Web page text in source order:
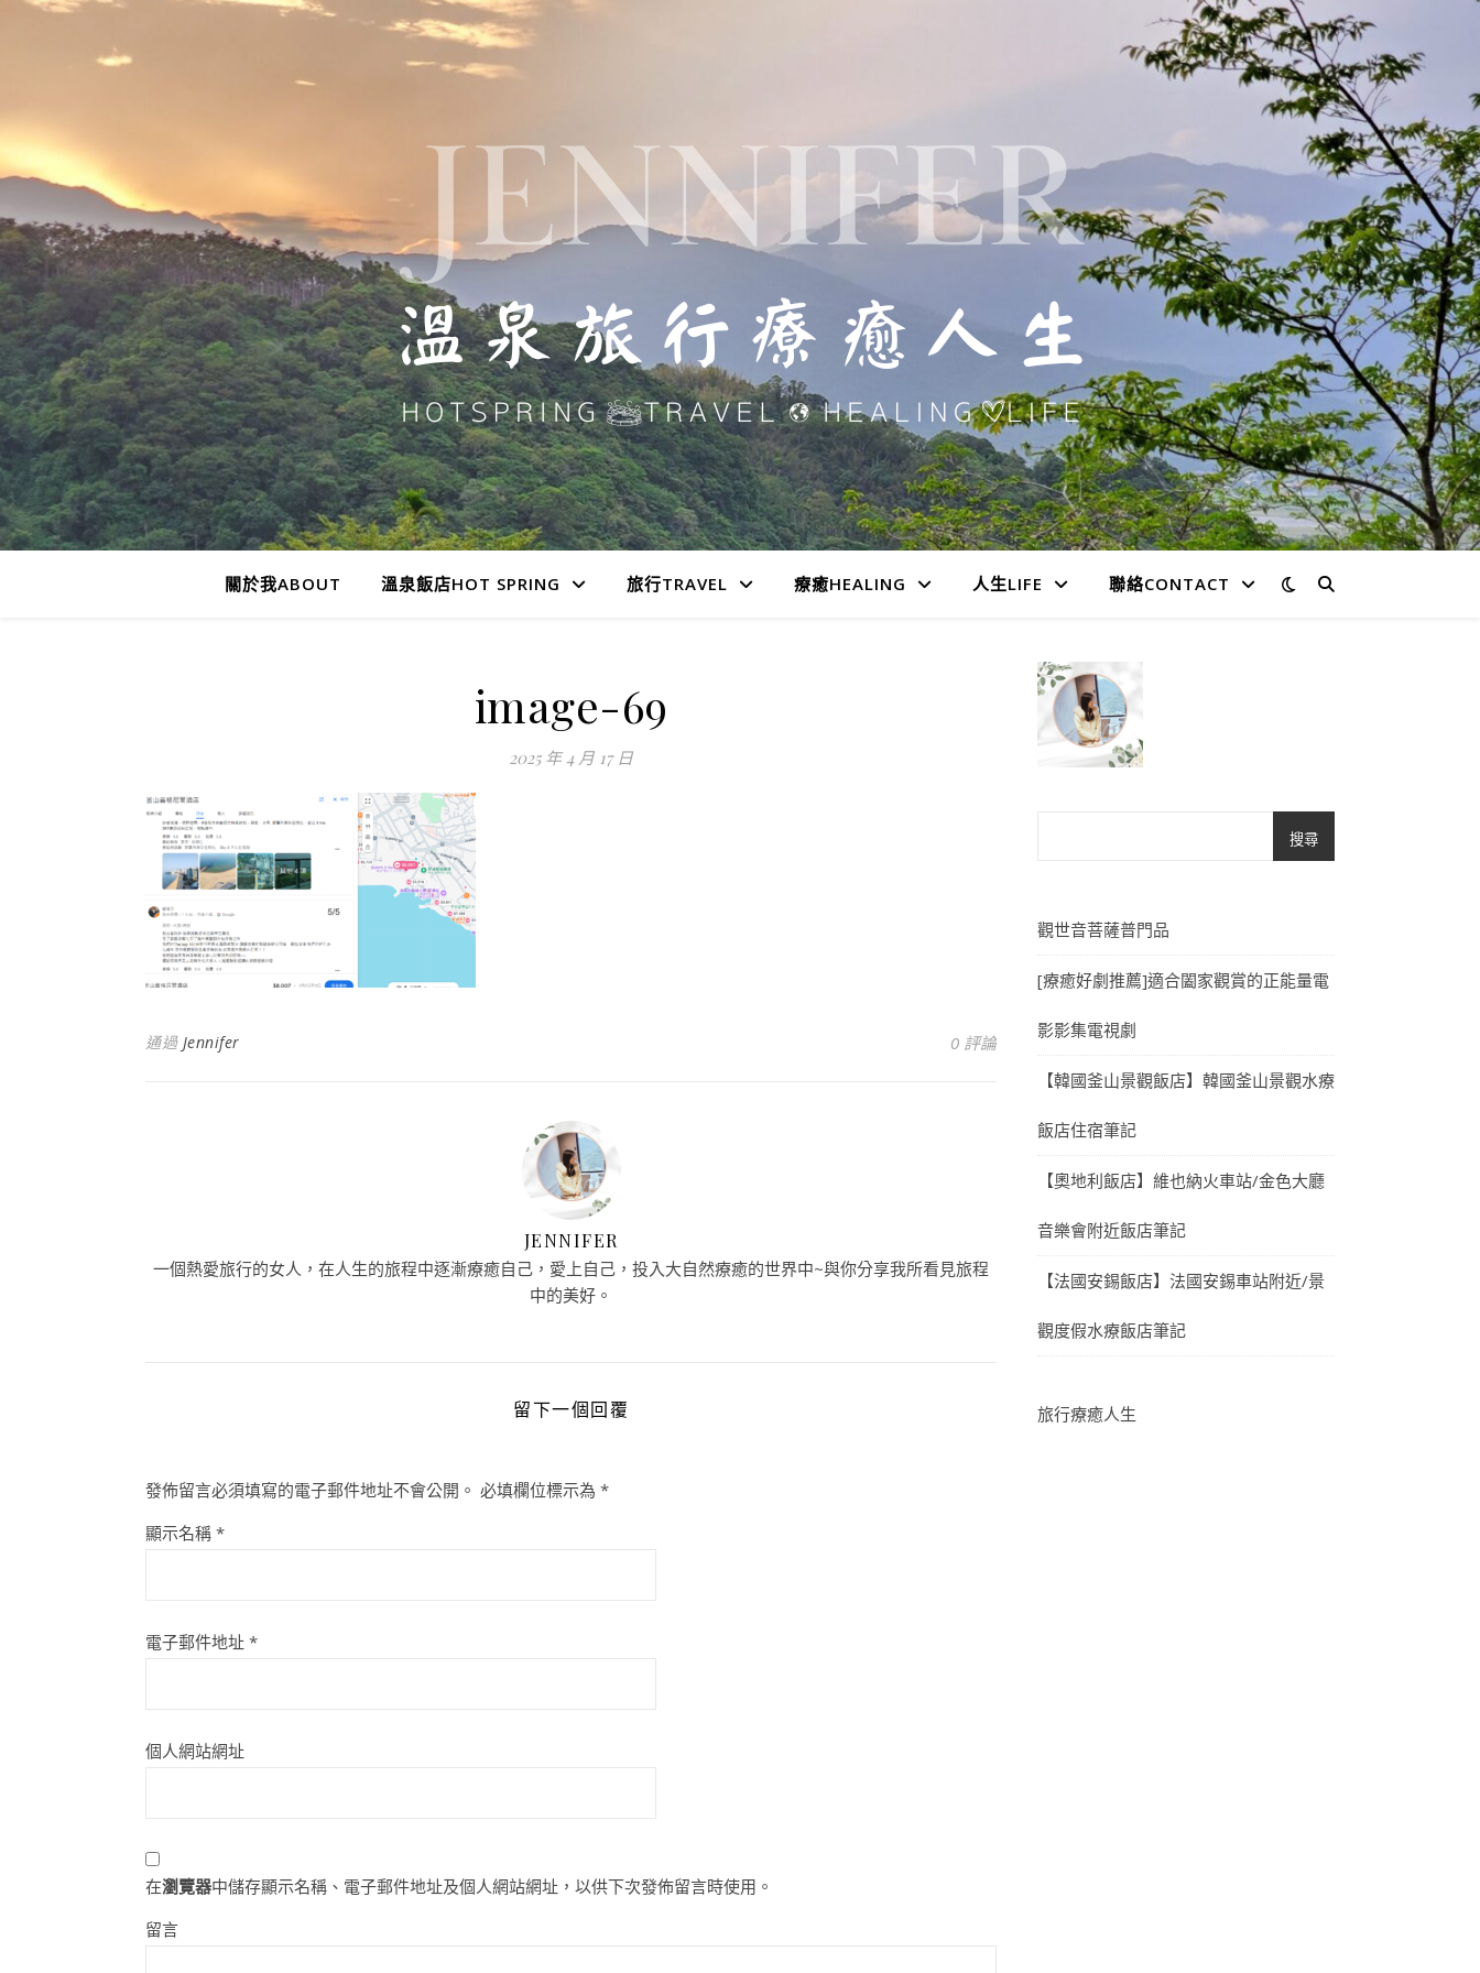
關於我ABOUT 溫泉飯店HOT SPRING 旅行TRAVEL 療癒HEALING 人生LIFE 聯絡CONTACT
image-69
2025 年 4 月 17 日
通過 Jennifer 0 評論
JENNIFER
一個熱愛旅行的女人，在人生的旅程中逐漸療癒自己，愛上自己，投入大自然療癒的世界中~與你分享我所看見旅程
中的美好。
留下一個回覆
發佈留言必須填寫的電子郵件地址不會公開。 必填欄位標示為 *
顯示名稱 *
電子郵件地址 *
個人網站網址
在瀏覽器中儲存顯示名稱、電子郵件地址及個人網站網址，以供下次發佈留言時使用。
留言
搜尋
觀世音菩薩普門品
[療癒好劇推薦]適合闔家觀賞的正能量電
影影集電視劇
【韓國釜山景觀飯店】韓國釜山景觀水療
飯店住宿筆記
【奧地利飯店】維也納火車站/金色大廳
音樂會附近飯店筆記
【法國安錫飯店】法國安錫車站附近/景
觀度假水療飯店筆記
旅行療癒人生